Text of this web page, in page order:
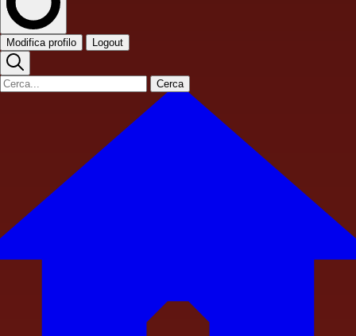
Modifica profilo Logout
Cerca